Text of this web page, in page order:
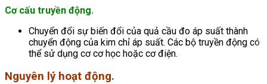
Cơ cấu truyền động.
Chuyển đổi sự biến đổi của quả cầu đo áp suất thành
chuyển động của kim chỉ áp suất. Các bộ truyền động có
thể sử dụng cơ cơ học hoặc cơ điện.
Nguyên lý hoạt động.